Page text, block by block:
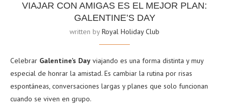
VIAJAR CON AMIGAS ES EL MEJOR PLAN:
GALENTINE’S DAY
written byRoyal Holiday Club
Celebrar Galentine’s Day viajando es una forma distinta y muy
especial de honrar la amistad. Es cambiar la rutina por risas
espontáneas, conversaciones largas y planes que solo funcionan
cuando se viven en grupo.